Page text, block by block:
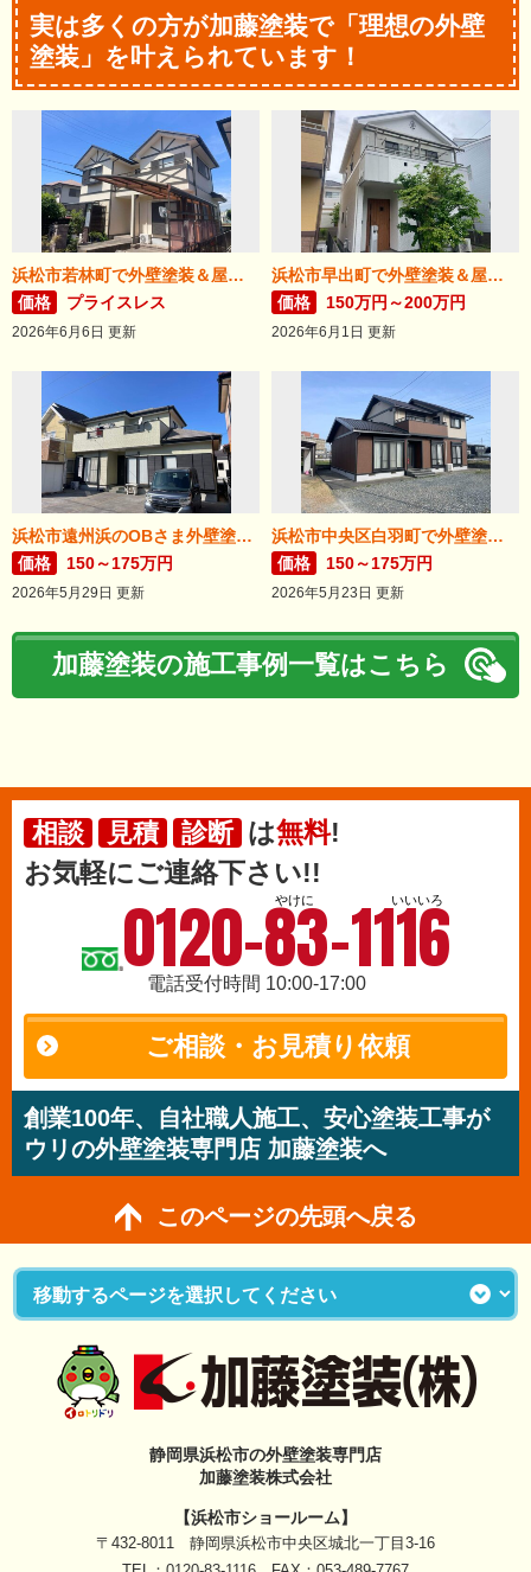
実は多くの方が加藤塗装で「理想の外壁
塗装」を叶えられています！
浜松市若林町で外壁塗装＆屋根リフォームが完成！
価格
プライスレス
2026年6月6日 更新
浜松市早出町で外壁塗装＆屋根カバー工法が完成！
価格
150万円～200万円
2026年6月1日 更新
浜松市遠州浜のOBさま外壁塗装が完了しました。
価格
150～175万円
2026年5月29日 更新
浜松市中央区白羽町で外壁塗装完成。
価格
150～175万円
2026年5月23日 更新
加藤塗装の施工事例一覧はこちら
相談 見積 診断 は無料!
お気軽にご連絡下さい!!
やけに いいいろ
0120-83-1116
電話受付時間 10:00-17:00
ご相談・お見積り依頼
創業100年、自社職人施工、安心塗装工事が
ウリの外壁塗装専門店 加藤塗装へ
このページの先頭へ戻る
静岡県浜松市の外壁塗装専門店
加藤塗装株式会社
【浜松市ショールーム】
〒432-8011 静岡県浜松市中央区城北一丁目3-16